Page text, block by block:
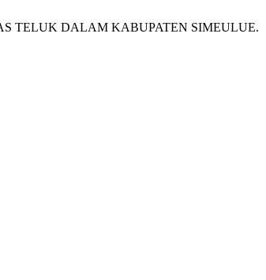
TELUK DALAM KABUPATEN SIMEULUE.